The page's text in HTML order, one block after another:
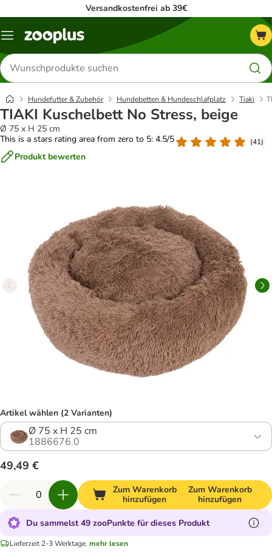
Versandkostenfrei ab 39€
Menü
Produkte
suchen
Hundefutter & Zubehör Hundebetten & Hundeschlafplatz Tiaki
TIAKI Kuschelbett No Stress, beige
Ø 75 x H 25 cm
This is a stars rating area from zero to 5: 4.5/5
(41)
Produkt bewerten
Artikel wählen (2 Varianten)
Ø 75 x H 25 cm
1886676.0
49,49 €
Zum Warenkorb
hinzufügen
Zum Warenkorb
hinzufügen
Du sammelst 49 zooPunkte für dieses Produkt
Lieferzeit 2-3 Werktage. mehr lesen